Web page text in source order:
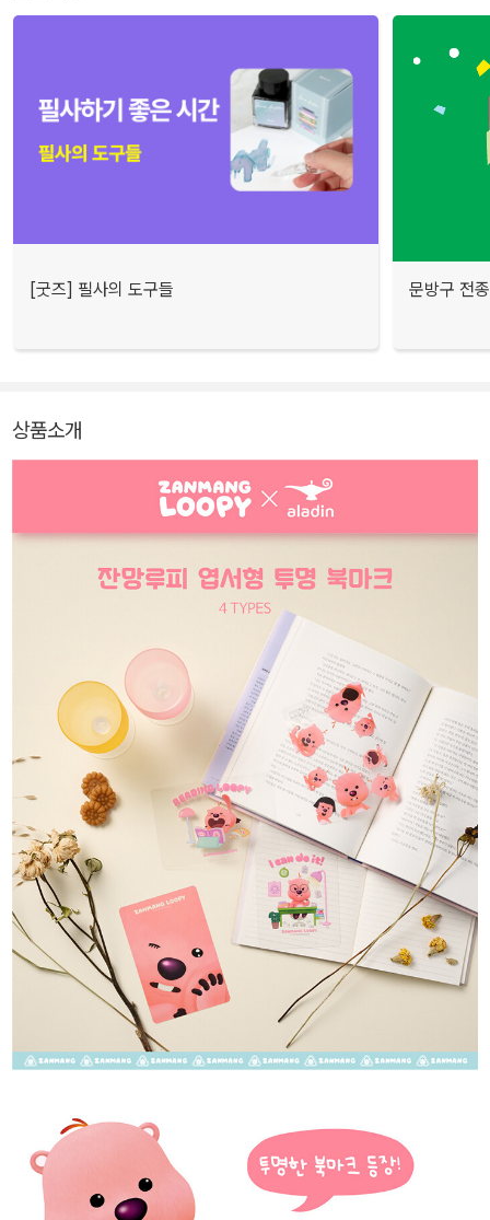
[굿즈] 필사의 도구들 문방구 전
상품소개